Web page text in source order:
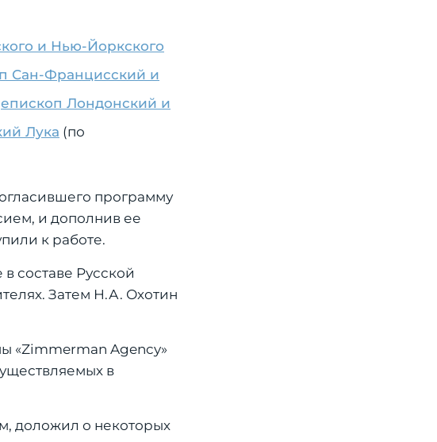
и Нью-Йоркского
Сан-Францисский и
епископ Лондонский и
Лука (по
программу
и дополнив ее
к работе.
составе Русской
Затем Н.А. Охотин
«Zimmerman Agency»
в
доложил о некоторых